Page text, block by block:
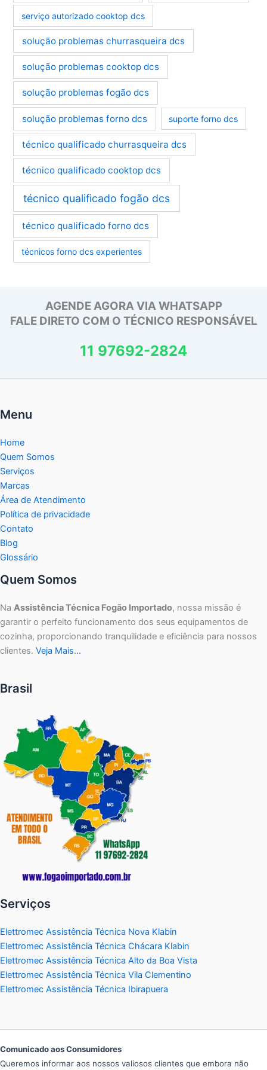
serviço autorizado cooktop dcs
solução problemas churrasqueira dcs
solução problemas cooktop dcs
solução problemas fogão dcs
solução problemas forno dcs suporte forno dcs
técnico qualificado churrasqueira dcs
técnico qualificado cooktop dcs
técnico qualificado fogão dcs
técnico qualificado forno dcs
técnicos forno dcs experientes
AGENDE AGORA VIA WHATSAPP
FALE DIRETO COM O TÉCNICO RESPONSÁVEL
11 97692-2824
Menu
Home
Quem Somos
Serviços
Marcas
Área de Atendimento
Política de privacidade
Contato
Blog
Glossário
Quem Somos
Na Assistência Técnica Fogão Importado, nossa missão é
garantir o perfeito funcionamento dos seus equipamentos de
cozinha, proporcionando tranquilidade e eficiência para nossos
clientes. Veja Mais…
Brasil
Serviços
Elettromec Assistência Técnica Nova Klabin
Elettromec Assistência Técnica Chácara Klabin
Elettromec Assistência Técnica Alto da Boa Vista
Elettromec Assistência Técnica Vila Clementino
Elettromec Assistência Técnica Ibirapuera
Comunicado aos Consumidores
Queremos informar aos nossos valiosos clientes que embora não